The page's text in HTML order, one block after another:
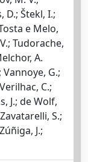
D.; Štekl, I.;
e Melo,
Tudorache,
A.
Vannoye, G.;
C.;
J.; de Wolf,
S.;
J.;